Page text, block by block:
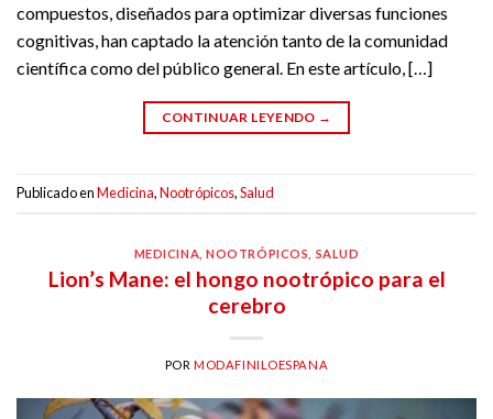
compuestos, diseñados para optimizar diversas funciones
cognitivas, han captado la atención tanto de la comunidad
científica como del público general. En este artículo, […]
CONTINUAR LEYENDO →
Publicado enMedicina,Nootrópicos,Salud
MEDICINA ,NOOTRÓPICOS SALUD
Lion’s Mane: el hongo nootrópico para el
cerebro
PORMODAFINILOESPANA